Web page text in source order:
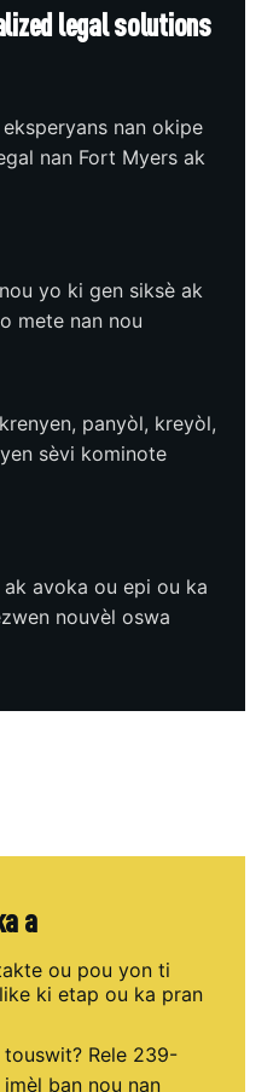
legal solutions
nan okipe
nan Fort Myers ak
yo ki gen siksè ak
mete nan nou
panyòl, kreyòl,
sèvi kominote
avoka ou epi ou ka
nouvèl oswa
a
ou pou yon ti
ki etap ou ka pran
Rele 239-
ban nou nan